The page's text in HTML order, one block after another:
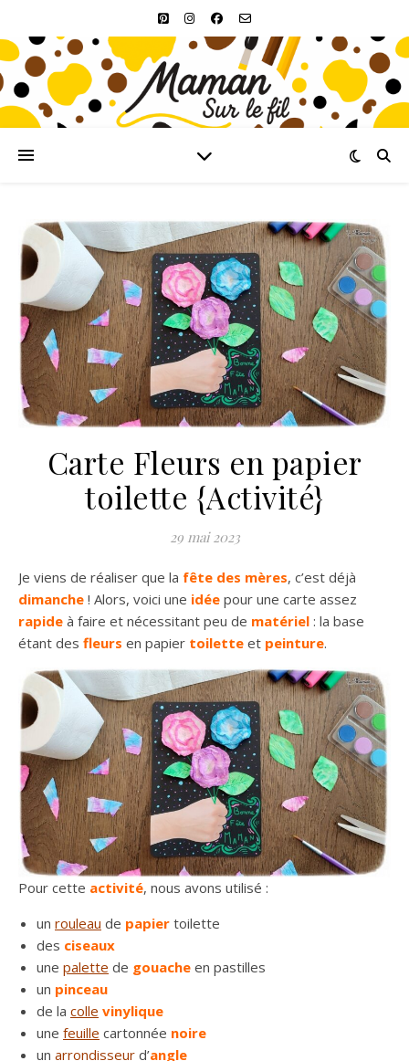
Carte Fleurs en papier
toilette {Activité}
29 mai 2023
Je viens de réaliser que la fête des mères, c’est déjà
dimanche ! Alors, voici une idée pour une carte assez
rapide à faire et nécessitant peu de matériel : la base
étant des fleurs en papier toilette et peinture.
Pour cette activité, nous avons utilisé :
un rouleau de papier toilette
des ciseaux
une palette de gouache en pastilles
un pinceau
de la colle vinylique
une feuille cartonnée noire
un arrondisseur d’angle